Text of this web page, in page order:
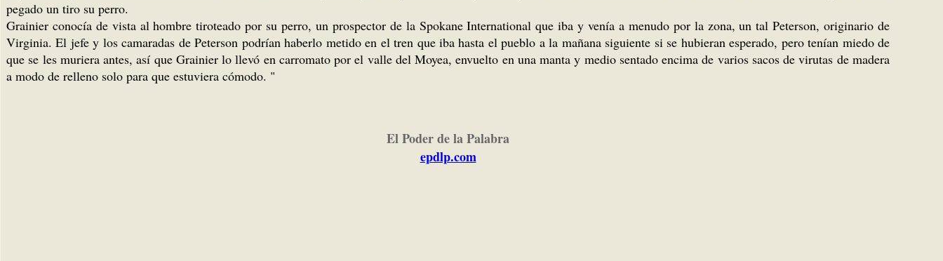
pegado un tiro su perro.
Grainier conocía de vista al hombre tiroteado por su perro, un prospector de la Spokane International que iba y venía a menudo por la zona, un tal Peterson, originario de
Virginia. El jefe y los camaradas de Peterson podrían haberlo metido en el tren que iba hasta el pueblo a la mañana siguiente si se hubieran esperado, pero tenían miedo de
que se les muriera antes, así que Grainier lo llevó en carromato por el valle del Moyea, envuelto en una manta y medio sentado encima de varios sacos de virutas de madera
a modo de relleno solo para que estuviera cómodo. "
El Poder de la Palabra
epdlp.com